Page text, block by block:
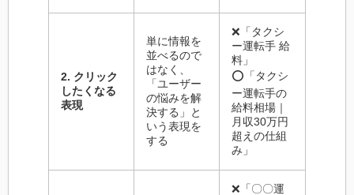
2. クリック
したくなる
表現
単に情報を
並べるので
はなく、
「ユーザー
の悩みを解
決する」と
いう表現を
する
❌「タクシ
ー運転手 給
料」
⭕「タクシ
ー運転手の
給料相場｜
月収30万円
超えの仕組
み」
❌「〇〇運